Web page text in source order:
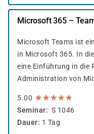
Microsoft 365 –
Microsoft Teams ist
in Microsoft 365. In
eine Einführung in die
Administration von
5.00 ★★★★★
★★★★★
Seminar
S 1046
Dauer
1 Tag